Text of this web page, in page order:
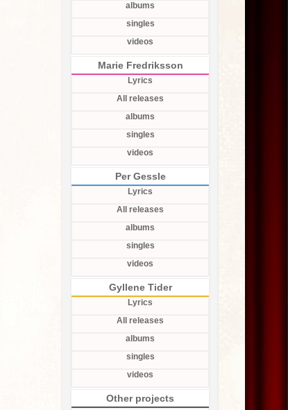
albums
singles
videos
Marie Fredriksson
Lyrics
All releases
albums
singles
videos
Per Gessle
Lyrics
All releases
albums
singles
videos
Gyllene Tider
Lyrics
All releases
albums
singles
videos
Other projects